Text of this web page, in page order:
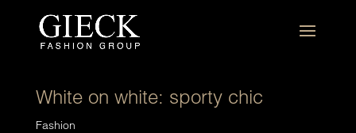
White on white: sporty chic
Fashion